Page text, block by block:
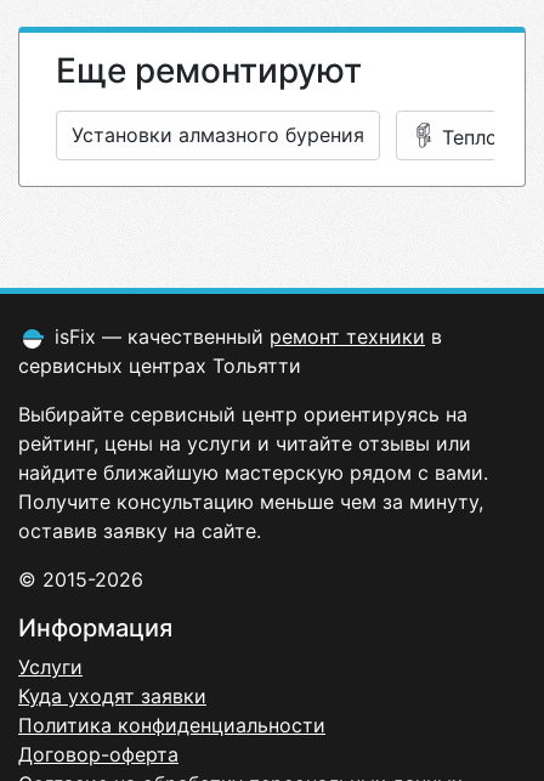
Еще ремонтируют
Установки алмазного бурения
isFix — качественный ремонт техники в
сервисных центрах Тольятти
Выбирайте сервисный центр ориентируясь на
рейтинг, цены на услуги и читайте отзывы или
найдите ближайшую мастерскую рядом с вами.
Получите консультацию меньше чем за минуту,
оставив заявку на сайте.
© 2015-2026
Информация
Услуги
Куда уходят заявки
Политика конфиденциальности
Договор-оферта